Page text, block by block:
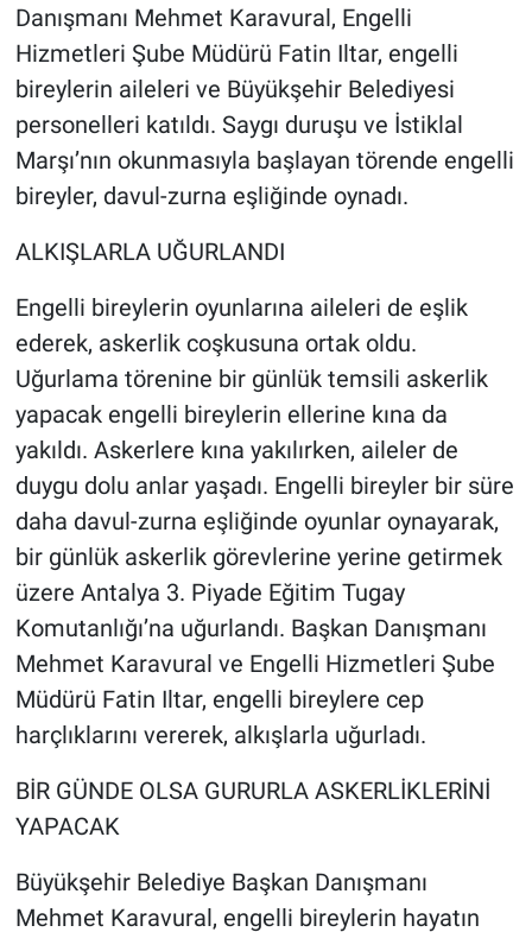
Danışmanı Mehmet Karavural, Engelli
Hizmetleri Şube Müdürü Fatin Iltar, engelli
bireylerin aileleri ve Büyükşehir Belediyesi
personelleri katıldı. Saygı duruşu ve İstiklal
Marşı’nın okunmasıyla başlayan törende engelli
bireyler, davul-zurna eşliğinde oynadı.
ALKIŞLARLA UĞURLANDI
Engelli bireylerin oyunlarına aileleri de eşlik
ederek, askerlik coşkusuna ortak oldu.
Uğurlama törenine bir günlük temsili askerlik
yapacak engelli bireylerin ellerine kına da
yakıldı. Askerlere kına yakılırken, aileler de
duygu dolu anlar yaşadı. Engelli bireyler bir süre
daha davul-zurna eşliğinde oyunlar oynayarak,
bir günlük askerlik görevlerine yerine getirmek
üzere Antalya 3. Piyade Eğitim Tugay
Komutanlığı’na uğurlandı. Başkan Danışmanı
Mehmet Karavural ve Engelli Hizmetleri Şube
Müdürü Fatin Iltar, engelli bireylere cep
harçlıklarını vererek, alkışlarla uğurladı.
BİR GÜNDE OLSA GURURLA ASKERLİKLERİNİ
YAPACAK
Büyükşehir Belediye Başkan Danışmanı
Mehmet Karavural, engelli bireylerin hayatın